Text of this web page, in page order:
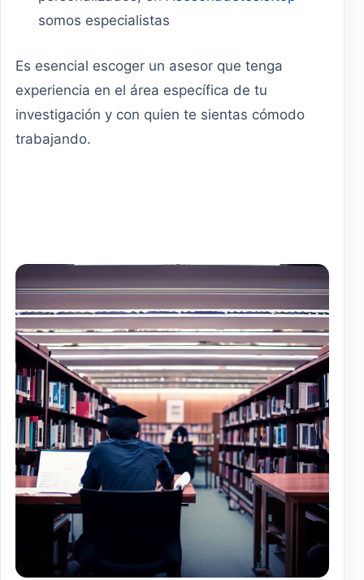
somos especialistas
Es esencial escoger un asesor que tenga
experiencia en el área específica de tu
investigación y con quien te sientas cómodo
trabajando.